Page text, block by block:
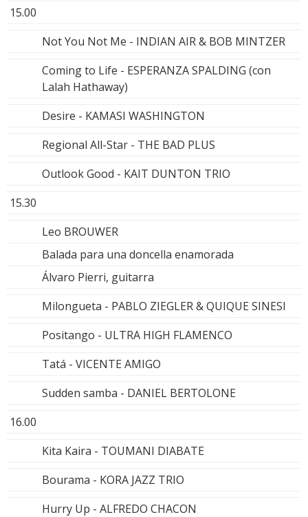
15.00
Not You Not Me - INDIAN AIR & BOB MINTZER
Coming to Life - ESPERANZA SPALDING (con
Lalah Hathaway)
Desire - KAMASI WASHINGTON
Regional All-Star - THE BAD PLUS
Outlook Good - KAIT DUNTON TRIO
15.30
Leo BROUWER
Balada para una doncella enamorada
Álvaro Pierri, guitarra
Milongueta - PABLO ZIEGLER & QUIQUE SINESI
Positango - ULTRA HIGH FLAMENCO
Tatá - VICENTE AMIGO
Sudden samba - DANIEL BERTOLONE
16.00
Kita Kaira - TOUMANI DIABATE
Bourama - KORA JAZZ TRIO
Hurry Up - ALFREDO CHACON